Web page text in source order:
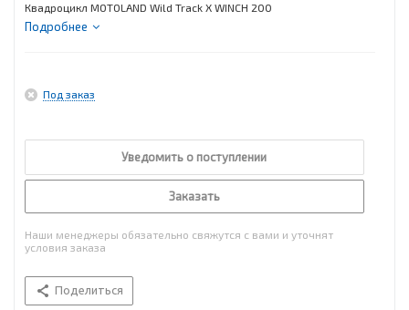
Квадроцикл MOTOLAND Wild Track X WINCH 200
Подробнее
Под заказ
Уведомить о поступлении
Заказать
Наши менеджеры обязательно свяжутся с вами и уточнят
условия заказа
Поделиться